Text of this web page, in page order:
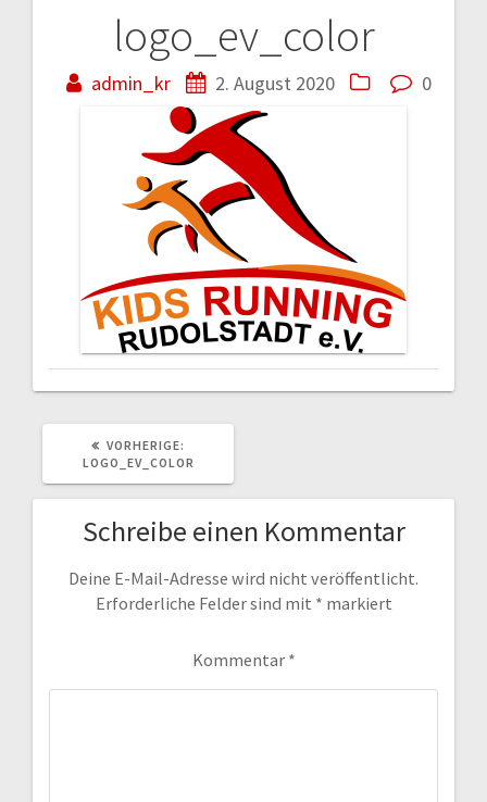
logo_ev_color
admin_kr 2. August 2020 0
Beitragsnavigation
VORHERIGE:
BEITRAG:
LOGO_EV_COLOR
Schreibe einen Kommentar
Deine E-Mail-Adresse wird nicht veröffentlicht.
Erforderliche Felder sind mit * markiert
Kommentar *